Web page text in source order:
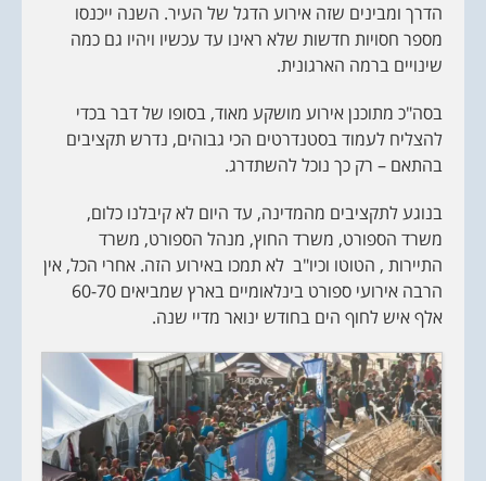
הדרך ומבינים שזה אירוע הדגל של העיר. השנה ייכנסו
מספר חסויות חדשות שלא ראינו עד עכשיו ויהיו גם כמה
שינויים ברמה הארגונית.
בסה"כ מתוכנן אירוע מושקע מאוד, בסופו של דבר בכדי
להצליח לעמוד בסטנדרטים הכי גבוהים, נדרש תקציבים
בהתאם – רק כך נוכל להשתדרג.
בנוגע לתקציבים מהמדינה, עד היום לא קיבלנו כלום,
משרד הספורט, משרד החוץ, מנהל הספורט, משרד
התיירות , הטוטו וכיו"ב לא תמכו באירוע הזה. אחרי הכל, אין
הרבה אירועי ספורט בינלאומיים בארץ שמביאים 60-70
אלף איש לחוף הים בחודש ינואר מדיי שנה.